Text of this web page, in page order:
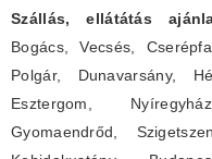
Szállás, ellátátás
Bogács, Vecsés,
Polgár, Dunavarsány,
Esztergom,
Gyomaendrőd,